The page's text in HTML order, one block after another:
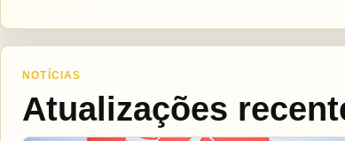
NOTÍCIAS
Atualizações